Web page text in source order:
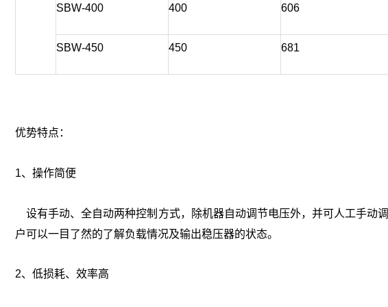
SBW-400 400 606
SBW-450 450 681
优势特点：
1、操作简便
设有手动、全自动两种控制方式，除机器自动调节电压外，并可人工手动
户可以一目了然的了解负载情况及输出稳压器的状态。
2、低损耗、效率高